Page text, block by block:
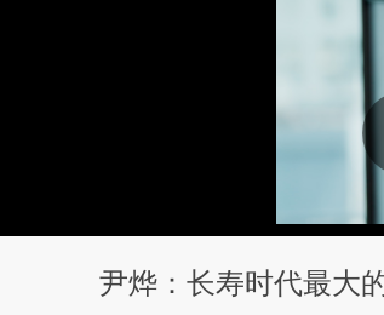
尹烨：长寿时代最大